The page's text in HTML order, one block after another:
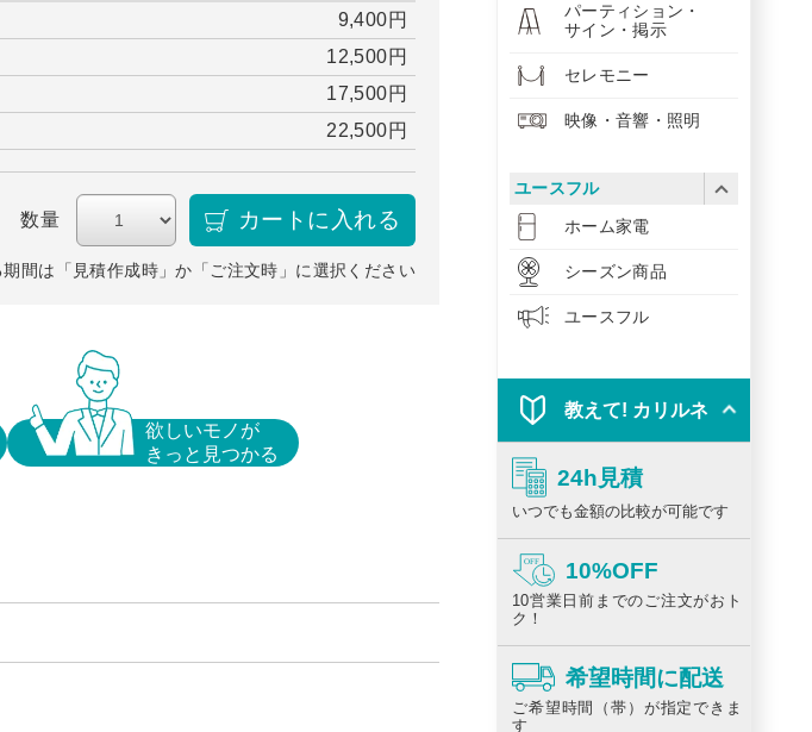
9,400円
12,500円
17,500円
22,500円
数量 カートに入れる
期間は「見積作成時」か「ご注文時」に選択ください
欲しいモノが
きっと見つかる
パーティション・
サイン・掲示
セレモニー
映像・音響・照明
ユースフル
ホーム家電
シーズン商品
ユースフル
教えて! カリルネ
24h見積
いつでも金額の比較が可能です
10%OFF
10営業日前までのご注文がおト
ク！
希望時間に配送
ご希望時間（帯）が指定できま
す